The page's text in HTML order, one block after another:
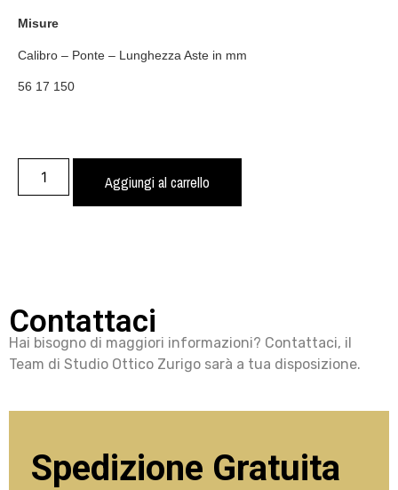
Misure
Calibro – Ponte – Lunghezza Aste in mm
56 17 150
Aggiungi al carrello
Contattaci
Hai bisogno di maggiori informazioni? Contattaci, il
Team di Studio Ottico Zurigo sarà a tua disposizione.
Spedizione Gratuita